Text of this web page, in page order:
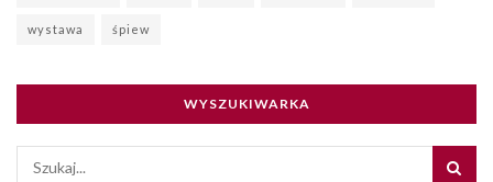
wystawa śpiew
WYSZUKIWARKA